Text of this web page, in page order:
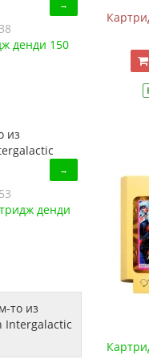
10
14
2) 5
→
денди 150
из
→
денди
то из
Intergalactic